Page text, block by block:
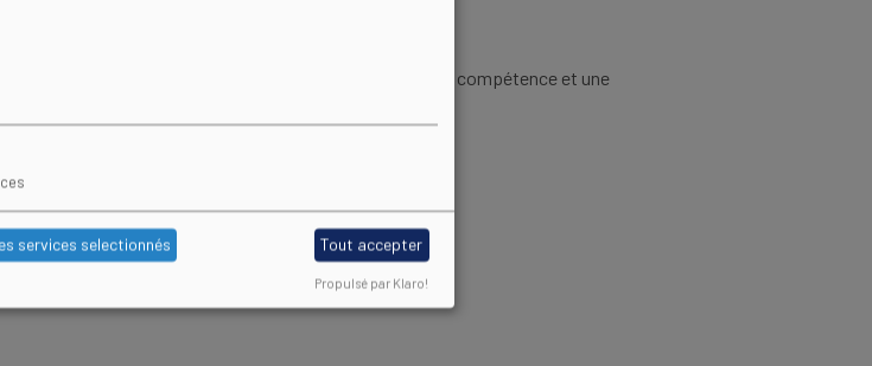
en formation, ce qui va permettre l’amélioration de sa compétence et une
services selectionnés Tout accepter
Propulsé par Klaro!